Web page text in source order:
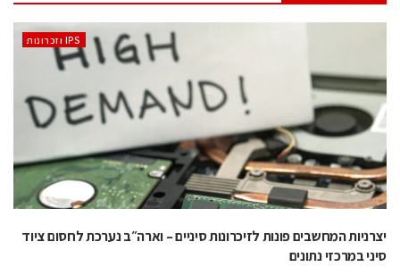
יצרניות המחשבים פונות לזיכרונות סיניים – וארה״ב נערכת לחסום ציוד
סיני במרכזי נתונים